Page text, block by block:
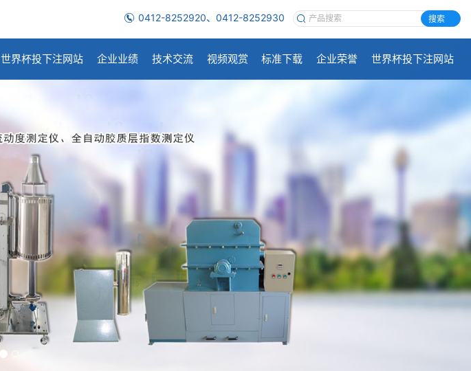
0412-8252920、0412-8252930 搜索
世界杯投下注网站 企业业绩 技术交流 视频观赏 标准下载 企业荣誉 世界杯投下注网站